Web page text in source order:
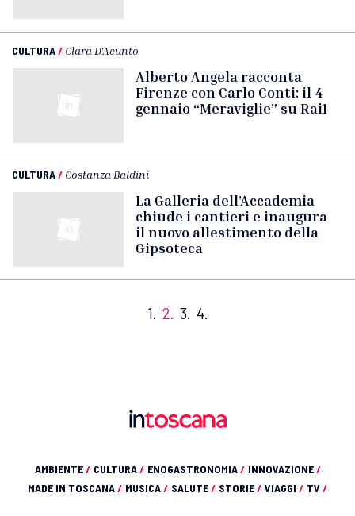
CULTURA/ Clara D'Acunto
Alberto Angela racconta
Firenze con Carlo Conti: il 4
gennaio “Meraviglie” su Rai1
CULTURA/ Costanza Baldini
La Galleria dell’Accademia
chiude i cantieri e inaugura
il nuovo allestimento della
Gipsoteca
1. 2. 3. 4.
AMBIENTE/ CULTURA/ ENOGASTRONOMIA/ INNOVAZIONE/
MADE IN TOSCANA/ MUSICA/ SALUTE/ STORIE/ VIAGGI / TV /